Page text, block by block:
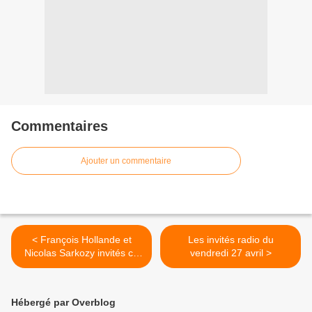
Commentaires
Ajouter un commentaire
< François Hollande et
Nicolas Sarkozy invités ce
soir d'Infosport+
Les invités radio du
vendredi 27 avril >
Hébergé par Overblog